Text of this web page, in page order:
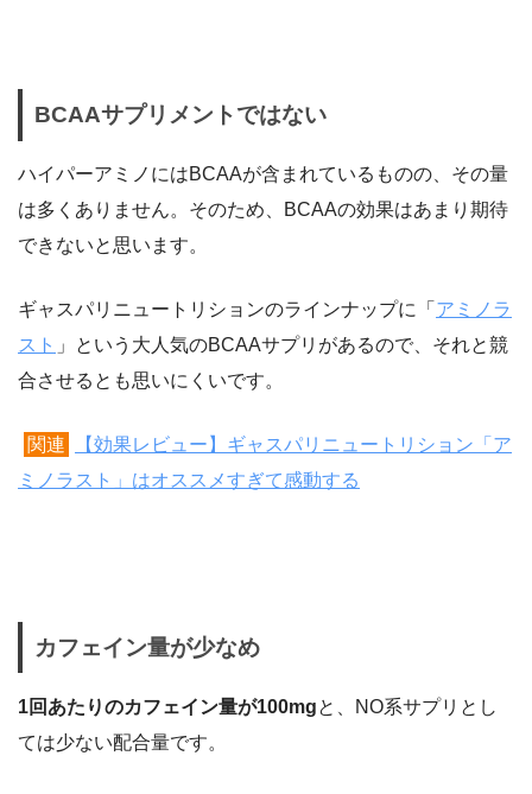
BCAAサプリメントではない
ハイパーアミノにはBCAAが含まれているものの、その量
は多くありません。そのため、BCAAの効果はあまり期待
できないと思います。
ギャスパリニュートリションのラインナップに「 アミノラ
スト 」という大人気のBCAAサプリがあるので、それと競
合させるとも思いにくいです。
関連
【効果レビュー】ギャスパリニュートリション「ア
ミノラスト」はオススメすぎて感動する
カフェイン量が少なめ
1回あたりのカフェイン量が100mgと、NO系サプリとし
ては少ない配合量です。